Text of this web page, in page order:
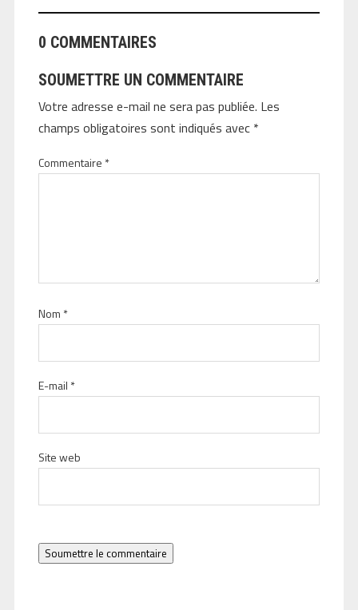
0 COMMENTAIRES
SOUMETTRE UN COMMENTAIRE
Votre adresse e-mail ne sera pas publiée. Les
champs obligatoires sont indiqués avec *
Commentaire *
Nom *
E-mail *
Site web
Soumettre le commentaire